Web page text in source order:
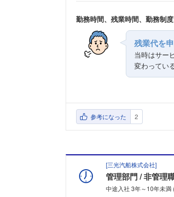
勤務時間、残業時間、勤務制
残業代を
当時はサー
変わってい
参考になった 2
[三光汽船株式会社]
管理部門 非管理
中途入社 3年～10年未満